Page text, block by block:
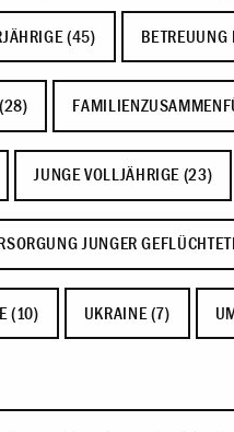
(45) BETREUUNG
JUNGE VOLLJÄHRIGE (23)
JUNGER
(10) UKRAINE (7)